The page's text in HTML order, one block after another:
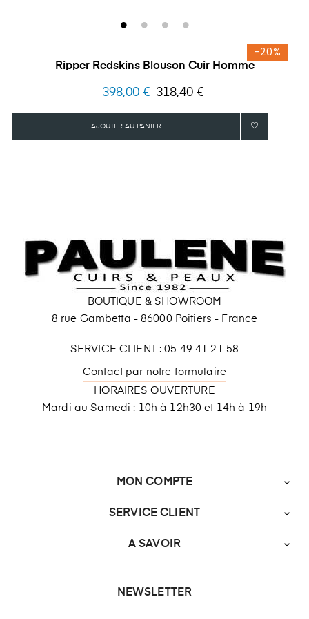
Ripper Redskins Blouson Cuir Homme
Prix
398,00 €
-20%
Prix
318,40 €
AJOUTER AU PANIER
BOUTIQUE & SHOWROOM
8 rue Gambetta - 86000 Poitiers - France
SERVICE CLIENT : 05 49 41 21 58
Contact par notre formulaire
HORAIRES OUVERTURE
Mardi au Samedi : 10h à 12h30 et 14h à 19h
MON COMPTE 
SERVICE CLIENT 
A SAVOIR 
NEWSLETTER